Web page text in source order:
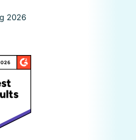
mit
Plattform und
an.
2026